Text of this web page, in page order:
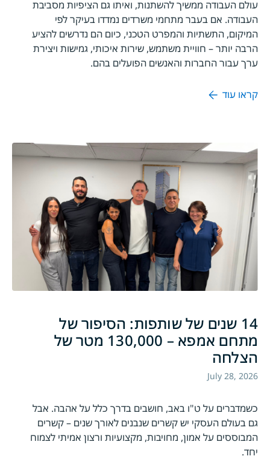
עולם העבודה ממשיך להשתנות, ואיתו גם הציפיות מסביבת
העבודה. אם בעבר מתחמי משרדים נמדדו בעיקר לפי
המיקום, התשתיות והמפרט הטכני, כיום הם נדרשים להציע
הרבה יותר – חוויית משתמש, שירות איכותי, גמישות ויצירת
ערך עבור החברות והאנשים הפועלים בהם.
קראו עוד
14 שנים של שותפות: הסיפור של
מתחם אמפא – 130,000 מטר של
הצלחה
July 28, 2026
כשמדברים על ט"ו באב, חושבים בדרך כלל על אהבה. אבל
גם בעולם העסקי יש קשרים שנבנים לאורך שנים – קשרים
המבוססים על אמון, מחויבות, מקצועיות ורצון אמיתי לצמוח
יחד.